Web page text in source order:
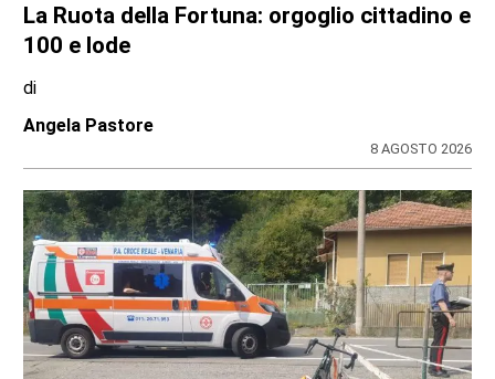
La Ruota della Fortuna: orgoglio cittadino e
100 e lode
di
Angela Pastore
8 AGOSTO 2026